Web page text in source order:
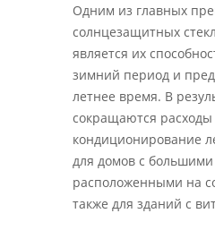
Одним из главных
солнцезащитных
является их
зимний период и
летнее время. В
сокращаются
кондиционирование
для домов с
расположенными на
также для зданий с